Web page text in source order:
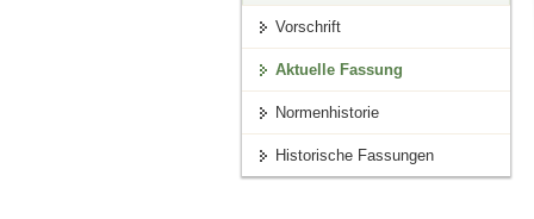
Vorschrift
Aktuelle Fassung
Normenhistorie
Historische Fassungen